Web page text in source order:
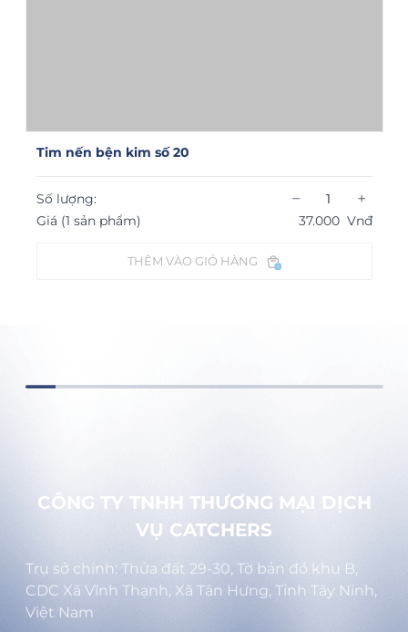
Tim nến bện kim số 20
Số lượng: − +
Giá (1 sản phẩm) 37.000 Vnđ
THÊM VÀO GIỎ HÀNG
CÔNG TY TNHH THƯƠNG MẠI DỊCH
VỤ CATCHERS
Trụ sở chính: Thửa đất 29-30, Tờ bản đồ khu B,
CDC Xã Vĩnh Thạnh, Xã Tân Hưng, Tỉnh Tây Ninh,
Việt Nam